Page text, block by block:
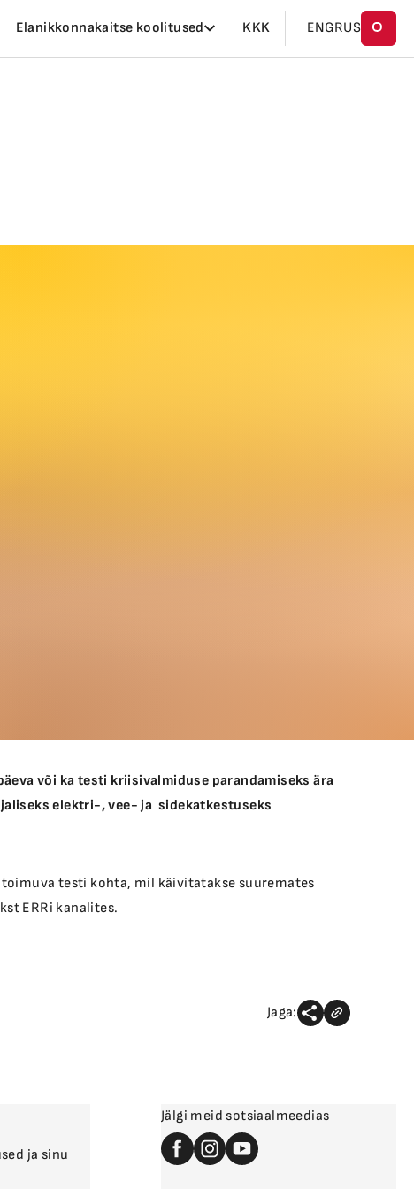
Elanikkonnakaitse koolitused KKK ENGRUS
või ka testi kriisivalmiduse parandamiseks ära
elektri-, vee- ja sidekatkestuseks
testi kohta, mil käivitatakse suuremates
ERRi kanalites.
Jaga:
ja sinu
Jälgi meid sotsiaalmeedias